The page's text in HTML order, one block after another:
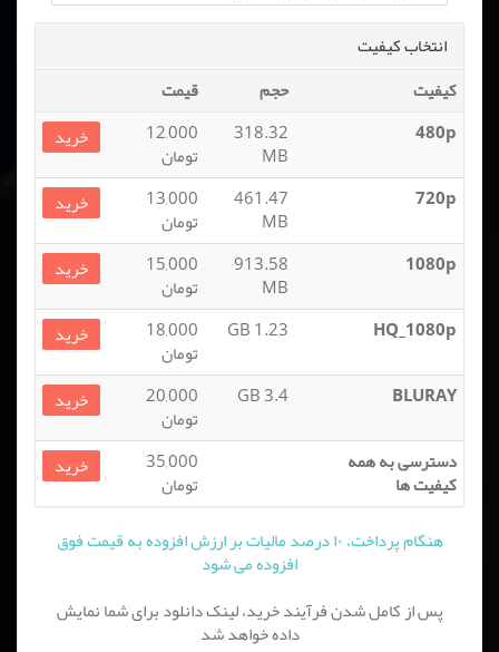
انتخاب کیفیت
کیفیت
حجم
قیمت
480p
318.32
MB
12,000
تومان
خرید
720p
461.47
MB
13,000
تومان
خرید
1080p
913.58
MB
15,000
تومان
خرید
HQ_1080p
1.23 GB
18,000
تومان
خرید
BLURAY
3.4 GB
20,000
تومان
خرید
دسترسی به همه
کیفیت ها
35,000
تومان
خرید
هنگام پرداخت، ۱۰ درصد مالیات بر ارزش افزوده به قیمت فوق
افزوده می شود
پس از کامل شدن فرآیند خرید، لینک دانلود برای شما نمایش
داده خواهد شد